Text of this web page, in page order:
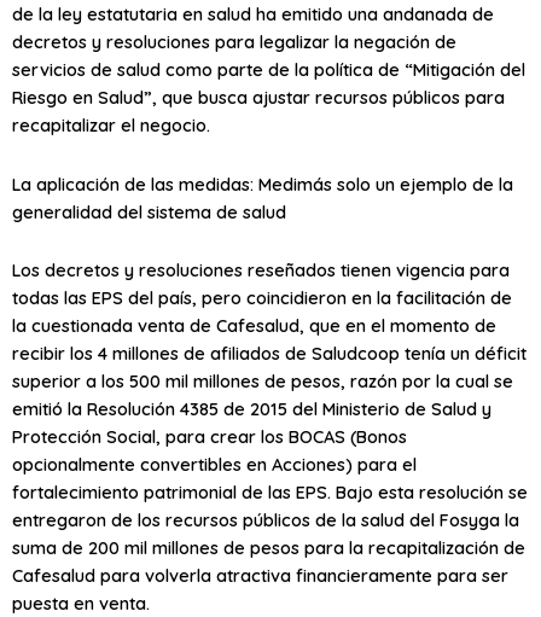
de la ley estatutaria en salud ha emitido una andanada de
decretos y resoluciones para legalizar la negación de
servicios de salud como parte de la política de “Mitigación del
Riesgo en Salud”, que busca ajustar recursos públicos para
recapitalizar el negocio.
La aplicación de las medidas: Medimás solo un ejemplo de la
generalidad del sistema de salud
Los decretos y resoluciones reseñados tienen vigencia para
todas las EPS del país, pero coincidieron en la facilitación de
la cuestionada venta de Cafesalud, que en el momento de
recibir los 4 millones de afiliados de Saludcoop tenía un déficit
superior a los 500 mil millones de pesos, razón por la cual se
emitió la Resolución 4385 de 2015 del Ministerio de Salud y
Protección Social, para crear los BOCAS (Bonos
opcionalmente convertibles en Acciones) para el
fortalecimiento patrimonial de las EPS. Bajo esta resolución se
entregaron de los recursos públicos de la salud del Fosyga la
suma de 200 mil millones de pesos para la recapitalización de
Cafesalud para volverla atractiva financieramente para ser
puesta en venta.